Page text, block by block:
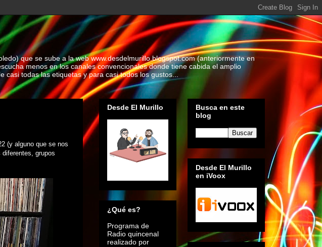
que se sube a la web www.desdelmurillo.blogspot.com (anteriormente en
menos en los canales convencionales donde tiene cabida el amplio
todas las etiquetas y para casi todos los gustos...
(y alguno que se nos
grupos
Desde El Murillo
¿Qué es?
Programa de
Radio quincenal
realizado por
Busca en este
blog
Desde El Murillo
en iVoox